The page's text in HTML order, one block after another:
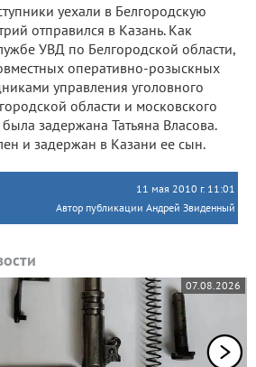
уехали в Белгородскую
отправился в Казань. Как
УВД по Белгородской области,
оперативно-розыскных
управления уголовного
области и московского
задержана Татьяна Власова.
и задержан в Казани ее сын.
11 мая 2010 г. 11:01
Автор публикации Андрей Звиденный
07.08.2026